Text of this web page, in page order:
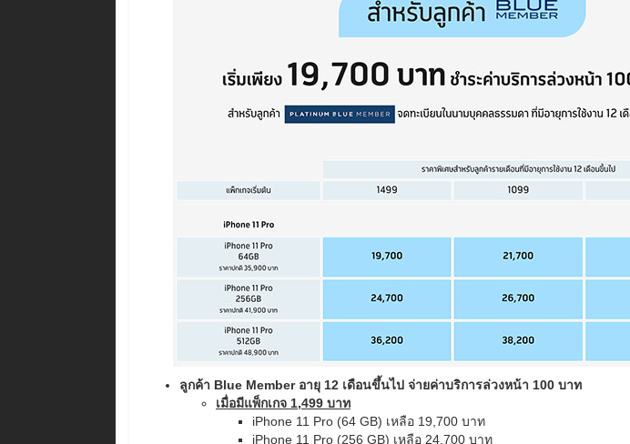
ลูกค้า Blue Member อายุ 12 เดือนขึ้นไป จ่ายค่าบริการล่วงหน้า 100 บาท
เมื่อมีแพ็กเกจ 1,499 บาท
iPhone 11 Pro (64 GB) เหลือ 19,700 บาท
iPhone 11 Pro (256 GB) เหลือ 24,700 บาท